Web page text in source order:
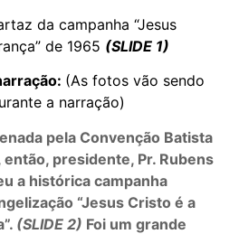
da campanha “Jesus
de 1965 (SLIDE 1)
(As fotos vão sendo
a narração)
pela Convenção Batista
presidente, Pr. Rubens
a histórica campanha
“Jesus Cristo é a
(SLIDE 2) Foi um grande